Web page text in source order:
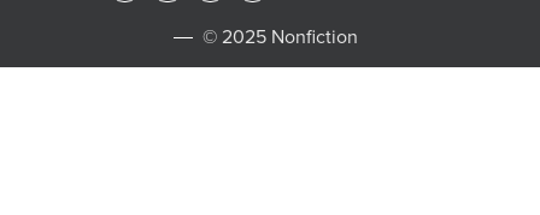
© 2025 Nonfiction